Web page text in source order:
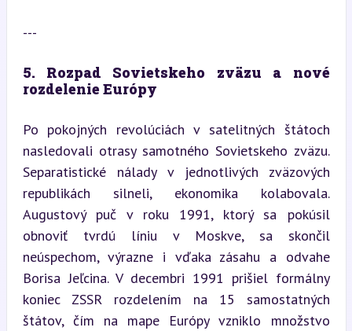
---
5. Rozpad Sovietskeho zväzu a nové
rozdelenie Európy
Po pokojných revolúciách v satelitných štátoch
nasledovali otrasy samotného Sovietskeho zväzu.
Separatistické nálady v jednotlivých zväzových
republikách silneli, ekonomika kolabovala.
Augustový puč v roku 1991, ktorý sa pokúsil
obnoviť tvrdú líniu v Moskve, sa skončil
neúspechom, výrazne i vďaka zásahu a odvahe
Borisa Jeľcina. V decembri 1991 prišiel formálny
koniec ZSSR rozdelením na 15 samostatných
štátov, čím na mape Európy vzniklo množstvo